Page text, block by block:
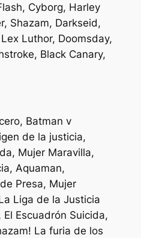
Cyborg, Harley
Shazam, Darkseid,
Luthor, Doomsday,
Black Canary,
Batman v
de la justicia,
Mujer Maravilla,
Aquaman,
Presa, Mujer
Liga de la Justicia
Escuadrón Suicida,
La furia de los